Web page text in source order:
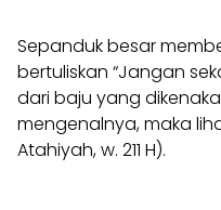
Sepanduk besar
bertuliskan “Jangan
dari baju yang
mengenalnya, maka
Atahiyah, w. 211 H).